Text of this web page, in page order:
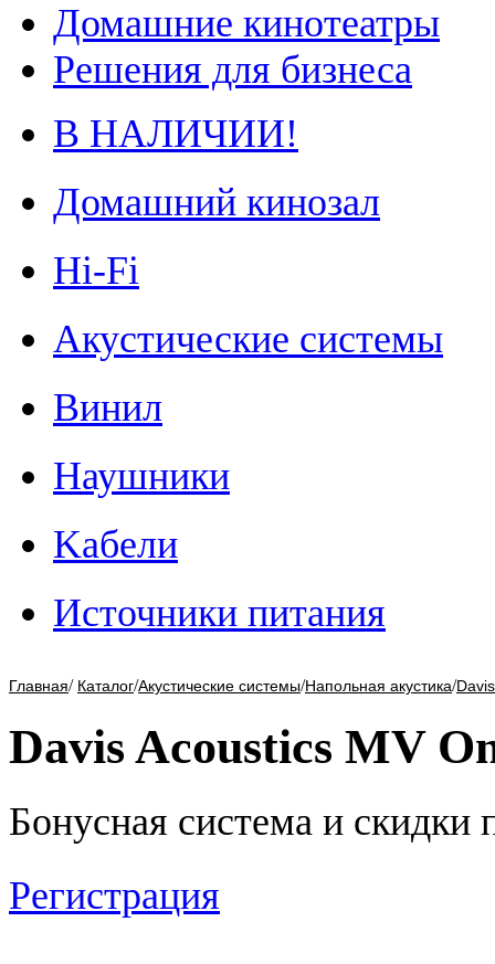
Домашние кинотеатры
Решения для бизнеса
В НАЛИЧИИ!
Домашний кинозал
Hi-Fi
Акустические системы
Винил
Наушники
Kабели
Источники питания
Главная/ Каталог/Акустические системы/Напольная акустика/
Davis Acoustics MV
Бонусная система и скидки
Регистрация